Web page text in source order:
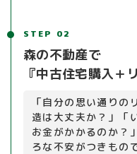
STEP 02
森の不動産で
『中古住宅購入＋
「自分の思い通りの
造は大丈夫か？」「
お金がかかるのか？
ろな不安がつきもの